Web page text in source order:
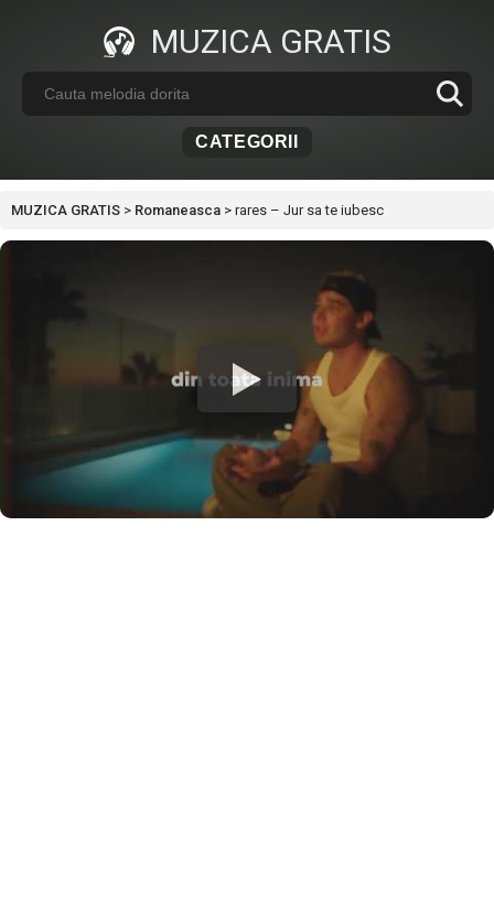
MUZICA GRATIS
CATEGORII
MUZICA GRATIS > Romaneasca > rares – Jur sa te iubesc